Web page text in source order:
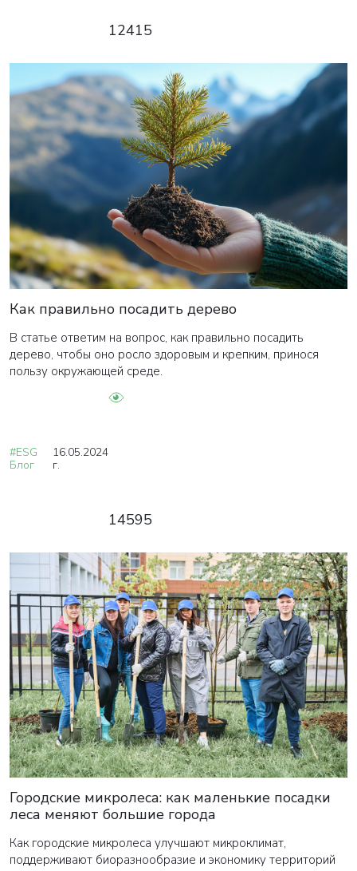
12415
Как правильно посадить дерево
В статье ответим на вопрос, как правильно посадить
дерево, чтобы оно росло здоровым и крепким, принося
пользу окружающей среде.
#ESG
Блог
16.05.2024
г.
14595
Городские микролеса: как маленькие посадки
леса меняют большие города
Как городские микролеса улучшают микроклимат,
поддерживают биоразнообразие и экономику территорий